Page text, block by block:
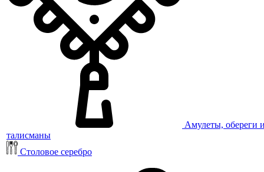
Амулеты, обереги
талисманы
Столовое серебро